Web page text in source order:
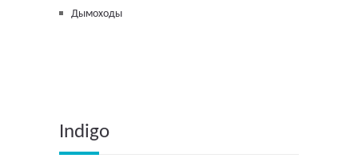
Дымоходы
Indigo